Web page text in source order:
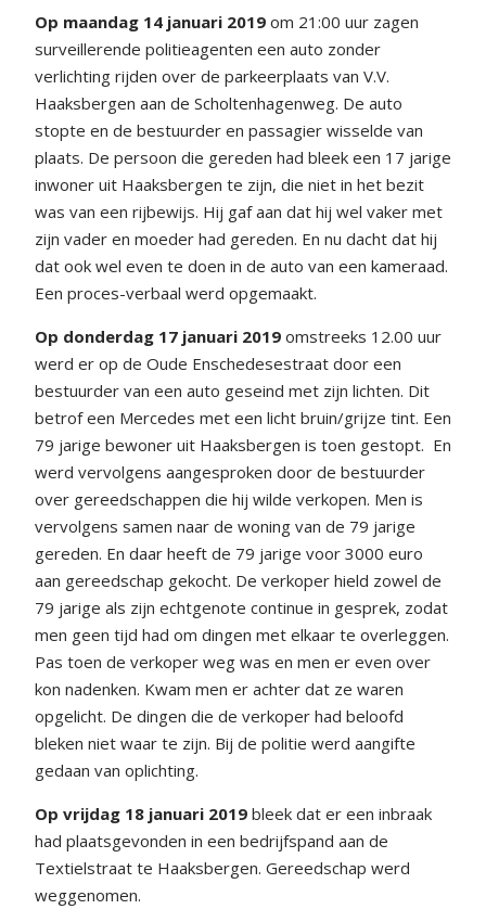
Op maandag 14 januari 2019 om 21:00 uur zagen
surveillerende politieagenten een auto zonder
verlichting rijden over de parkeerplaats van V.V.
Haaksbergen aan de Scholtenhagenweg. De auto
stopte en de bestuurder en passagier wisselde van
plaats. De persoon die gereden had bleek een 17 jarige
inwoner uit Haaksbergen te zijn, die niet in het bezit
was van een rijbewijs. Hij gaf aan dat hij wel vaker met
zijn vader en moeder had gereden. En nu dacht dat hij
dat ook wel even te doen in de auto van een kameraad.
Een proces-verbaal werd opgemaakt.
Op donderdag 17 januari 2019 omstreeks 12.00 uur
werd er op de Oude Enschedesestraat door een
bestuurder van een auto geseind met zijn lichten. Dit
betrof een Mercedes met een licht bruin/grijze tint. Een
79 jarige bewoner uit Haaksbergen is toen gestopt. En
werd vervolgens aangesproken door de bestuurder
over gereedschappen die hij wilde verkopen. Men is
vervolgens samen naar de woning van de 79 jarige
gereden. En daar heeft de 79 jarige voor 3000 euro
aan gereedschap gekocht. De verkoper hield zowel de
79 jarige als zijn echtgenote continue in gesprek, zodat
men geen tijd had om dingen met elkaar te overleggen.
Pas toen de verkoper weg was en men er even over
kon nadenken. Kwam men er achter dat ze waren
opgelicht. De dingen die de verkoper had beloofd
bleken niet waar te zijn. Bij de politie werd aangifte
gedaan van oplichting.
Op vrijdag 18 januari 2019 bleek dat er een inbraak
had plaatsgevonden in een bedrijfspand aan de
Textielstraat te Haaksbergen. Gereedschap werd
weggenomen.